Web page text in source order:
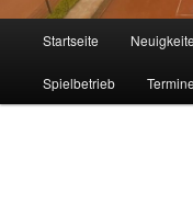
Startseite
Spielbetrieb Termine